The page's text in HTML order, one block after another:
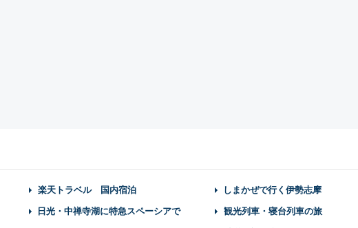
楽天トラベル 国内宿泊 しまかぜで行く伊勢志摩
日光・中禅寺湖に特急スペーシアで 観光列車・寝台列車の旅